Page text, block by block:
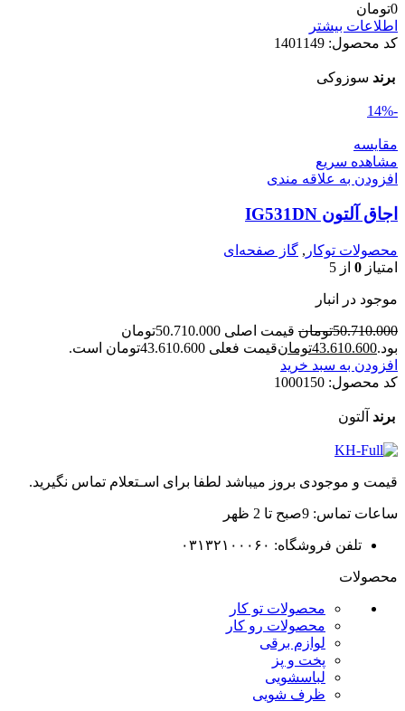
0تومان
اطلاعات بیشتر
کد محصول: 1401149
برند سوزوکی
-14%
مقایسه
مشاهده سریع
افزودن به علاقه مندی
اجاق آلتون IG531DN
محصولات توکار , گاز صفحه‌ای
امتیاز 0 از 5
موجود در انبار
50.710.000تومان
قیمت اصلی 50.710.000تومان
بود.43.610.600تومانقیمت فعلی 43.610.600تومان است.
افزودن به سبد خرید
کد محصول: 1000150
برند آلتون
قیمت و موجودی بروز میباشد لطفا برای اسـتعلام تماس نگیرید.
ساعات تماس: 9صبح تا 2 ظهر
تلفن فروشگاه: ۰۳۱۳۲۱۰۰۰۶۰
محصولات
محصولات تو کار
محصولات رو کار
لوازم برقی
پخت و پز
لباسشویی
ظرف شویی